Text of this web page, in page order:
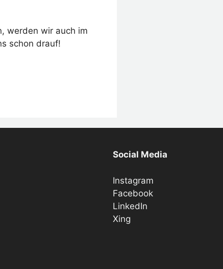
werden wir auch im
schon drauf!
Social Media
Instagram
Facebook
LinkedIn
Xing